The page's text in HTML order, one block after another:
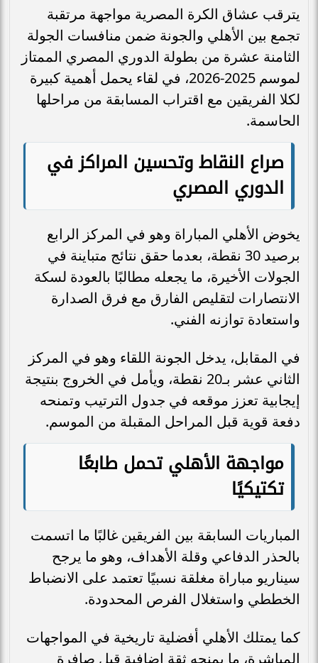
يترقب عشاق الكرة المصرية مواجهة مرتقبة
تجمع بين الأهلي والجونة ضمن منافسات الجولة
الثامنة عشرة من بطولة الدوري المصري الممتاز
لموسم 2025-2026، في لقاء يحمل أهمية كبيرة
لكلا الفريقين مع اقتراب المسابقة من مراحلها
الحاسمة.
صراع النقاط وتحسين المراكز في
الدوري المصري
يخوض الأهلي المباراة وهو في المركز الرابع
برصيد 30 نقطة، بعدما حقق نتائج متباينة في
الجولات الأخيرة، ما يجعله مطالبًا بالعودة لسكة
الانتصارات لتقليص الفارق مع فرق الصدارة
واستعادة توازنه الفني.
في المقابل، يدخل الجونة اللقاء وهو في المركز
الثاني عشر بـ20 نقطة، ويأمل في الخروج بنتيجة
إيجابية تعزز موقعه في جدول الترتيب وتمنحه
دفعة قوية قبل المراحل المقبلة من الموسم.
مواجهة الأهلي تحمل طابعًا
تكتيكيًا
المباريات السابقة بين الفريقين غالبًا ما اتسمت
بالحذر الدفاعي وقلة الأهداف، وهو ما يرجح
سيناريو مباراة مغلقة نسبيًا تعتمد على الانضباط
الخططي واستغلال الفرص المحدودة.
كما يمتلك الأهلي أفضلية تاريخية في المواجهات
المباشرة، ما يمنحه ثقة إضافية قبل صافرة